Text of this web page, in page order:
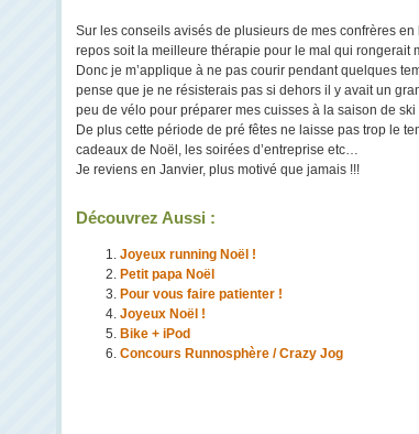
Sur les conseils avisés de plusieurs de mes confrères
repos soit la meilleure thérapie pour le mal qui rongerait
Donc je m’applique à ne pas courir pendant quelques
pense que je ne résisterais pas si dehors il y avait un
peu de vélo pour préparer mes cuisses à la saison de ski
De plus cette période de pré fêtes ne laisse pas trop le
cadeaux de Noël, les soirées d’entreprise etc…
Je reviens en Janvier, plus motivé que jamais !!!
Découvrez Aussi :
Joyeux running Noël !
Petit papa Noël
Pour vous faire patienter !
Joyeux Noël !
Bike + iPod
Concours Runnosphère / Crazy Jog